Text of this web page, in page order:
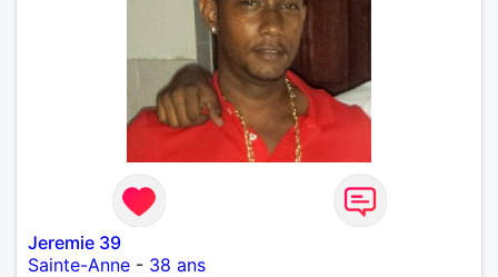
Jeremie 39
Sainte-Anne - 38 ans